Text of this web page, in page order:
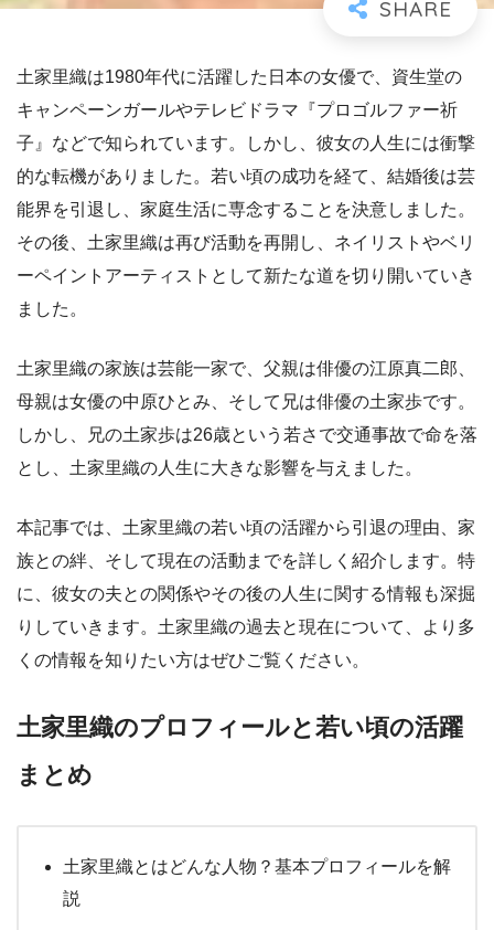
土家里織は1980年代に活躍した日本の女優で、資生堂の
キャンペーンガールやテレビドラマ『プロゴルファー祈
子』などで知られています。しかし、彼女の人生には衝撃
的な転機がありました。若い頃の成功を経て、結婚後は芸
能界を引退し、家庭生活に専念することを決意しました。
その後、土家里織は再び活動を再開し、ネイリストやベリ
ーペイントアーティストとして新たな道を切り開いていき
ました。
土家里織の家族は芸能一家で、父親は俳優の江原真二郎、
母親は女優の中原ひとみ、そして兄は俳優の土家歩です。
しかし、兄の土家歩は26歳という若さで交通事故で命を落
とし、土家里織の人生に大きな影響を与えました。
本記事では、土家里織の若い頃の活躍から引退の理由、家
族との絆、そして現在の活動までを詳しく紹介します。特
に、彼女の夫との関係やその後の人生に関する情報も深掘
りしていきます。土家里織の過去と現在について、より多
くの情報を知りたい方はぜひご覧ください。
土家里織のプロフィールと若い頃の活躍
まとめ
土家里織とはどんな人物？基本プロフィールを解
説